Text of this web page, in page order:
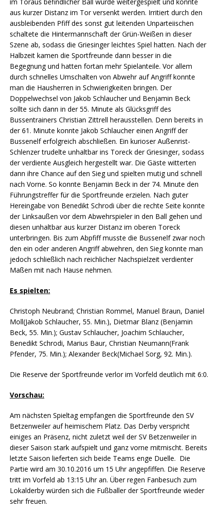
aus kurzer Distanz im Tor versenkt werden. Irritiert durch den
ausbleibenden Pfiff des sonst gut leitenden Unparteiischen
schaltete die Hintermannschaft der Grün-Weißen in dieser
Szene ab, sodass die Griesinger leichtes Spiel hatten. Nach der
Halbzeit kamen die Sportfreunde dann besser in die
Begegnung und hatten fortan mehr Spielanteile. Vor allem
durch schnelles Umschalten von Abwehr auf Angriff konnte
man die Hausherren in Schwierigkeiten bringen. Der
Doppelwechsel von Jakob Schlaucher und Benjamin Beck
sollte sich dann in der 55. Minute als Glücksgriff des
Bussentrainers Christian Zittrell herausstellen. Denn bereits in
der 61. Minute konnte Jakob Schlaucher einen Angriff der
Bussenelf erfolgreich abschließen. Ein kurioser Außenrist-
Schlenzer trudelte unhaltbar ins Toreck der Griesinger, sodass
der verdiente Ausgleich hergestellt war. Die Gäste witterten
dann ihre Chance auf den Sieg und spielten mutig und schnell
nach Vorne. So konnte Benjamin Beck in der 74. Minute den
Führungstreffer für die Sportfreunde erzielen. Nach guter
Hereingabe von Benedikt Schrodi über die rechte Seite konnte
der Linksaußen vor dem Abwehrspieler in den Ball gehen und
diesen unhaltbar aus kurzer Distanz im oberen Toreck
unterbringen. Bis zum Abpfiff musste die Bussenelf zwar noch
den ein oder anderen Angriff abwehren, den Sieg konnte man
jedoch schließlich nach reichlicher Nachspielzeit verdienter
Maßen mit nach Hause nehmen.
Es spielten:
Christoph Neubrand; Christian Rommel, Manuel Braun, Daniel
Moll(Jakob Schlaucher, 55. Min.), Dietmar Blanz (Benjamin
Beck, 55. Min.); Gustav Schlaucher, Joachim Schlaucher,
Benedikt Schrodi, Marius Baur, Christian Neumann(Frank
Pfender, 75. Min.); Alexander Beck(Michael Sorg, 92. Min.).
Die Reserve der Sportfreunde verlor im Vorfeld deutlich mit 6:0.
Vorschau:
Am nächsten Spieltag empfangen die Sportfreunde den SV
Betzenweiler auf heimischem Platz. Das Derby verspricht
einiges an Präsenz, nicht zuletzt weil der SV Betzenweiler in
dieser Saison stark aufspielt und ganz vorne mitmischt. Bereits
letzte Saison lieferten sich beide Teams enge Duelle. Die
Partie wird am 30.10.2016 um 15 Uhr angepfiffen. Die Reserve
tritt im Vorfeld ab 13:15 Uhr an. Über regen Fanbesuch zum
Lokalderby würden sich die Fußballer der Sportfreunde wieder
sehr freuen.